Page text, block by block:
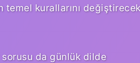
kurallarını
da günlük dilde